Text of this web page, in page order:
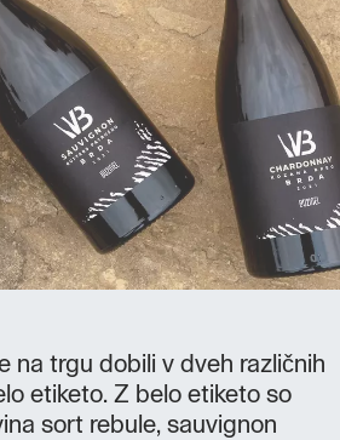
na trgu dobili v dveh različnih
etiketo. Z belo etiketo so
sort rebule, sauvignon